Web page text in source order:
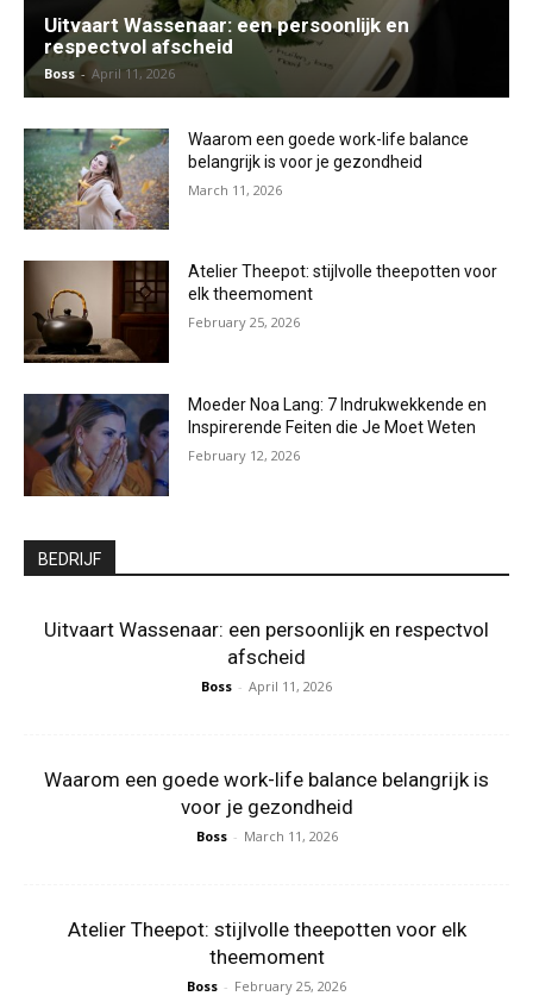
Uitvaart Wassenaar: een persoonlijk en
respectvol afscheid
Boss - April 11, 2026
Waarom een goede work-life balance
belangrijk is voor je gezondheid
March 11, 2026
Atelier Theepot: stijlvolle theepotten voor
elk theemoment
February 25, 2026
Moeder Noa Lang: 7 Indrukwekkende en
Inspirerende Feiten die Je Moet Weten
February 12, 2026
BEDRIJF
Uitvaart Wassenaar: een persoonlijk en respectvol
afscheid
Boss - April 11, 2026
Waarom een goede work-life balance belangrijk is
voor je gezondheid
Boss - March 11, 2026
Atelier Theepot: stijlvolle theepotten voor elk
theemoment
Boss - February 25, 2026